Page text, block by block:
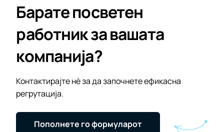
Барате посветен
работник за вашата
компанија?
Контактирајте нè за да започнете ефикасна
регрутација.
Пополнете го формуларот